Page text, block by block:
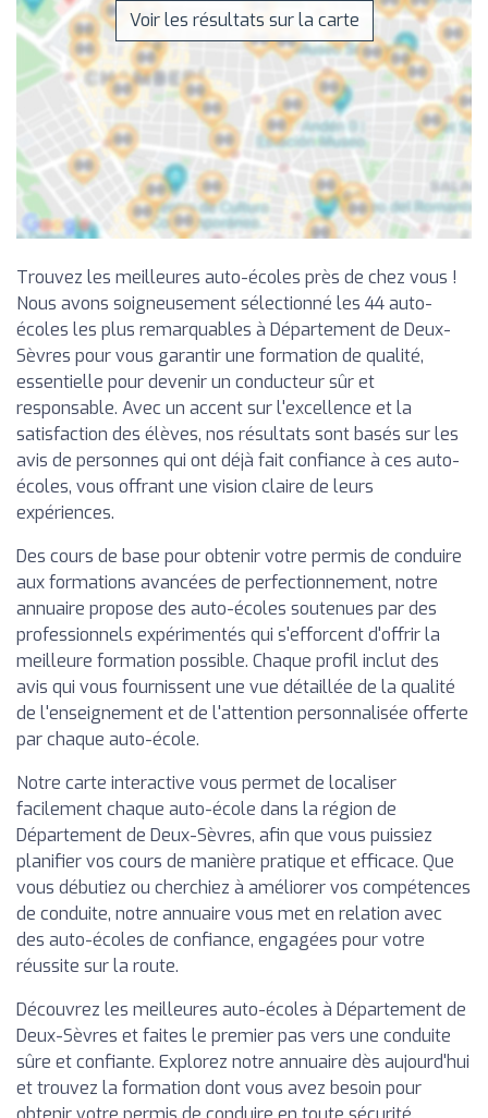
Voir les résultats sur la carte
Trouvez les meilleures auto-écoles près de chez vous !
Nous avons soigneusement sélectionné les 44 auto-
écoles les plus remarquables à Département de Deux-
Sèvres pour vous garantir une formation de qualité,
essentielle pour devenir un conducteur sûr et
responsable. Avec un accent sur l'excellence et la
satisfaction des élèves, nos résultats sont basés sur les
avis de personnes qui ont déjà fait confiance à ces auto-
écoles, vous offrant une vision claire de leurs
expériences.
Des cours de base pour obtenir votre permis de conduire
aux formations avancées de perfectionnement, notre
annuaire propose des auto-écoles soutenues par des
professionnels expérimentés qui s'efforcent d'offrir la
meilleure formation possible. Chaque profil inclut des
avis qui vous fournissent une vue détaillée de la qualité
de l'enseignement et de l'attention personnalisée offerte
par chaque auto-école.
Notre carte interactive vous permet de localiser
facilement chaque auto-école dans la région de
Département de Deux-Sèvres, afin que vous puissiez
planifier vos cours de manière pratique et efficace. Que
vous débutiez ou cherchiez à améliorer vos compétences
de conduite, notre annuaire vous met en relation avec
des auto-écoles de confiance, engagées pour votre
réussite sur la route.
Découvrez les meilleures auto-écoles à Département de
Deux-Sèvres et faites le premier pas vers une conduite
sûre et confiante. Explorez notre annuaire dès aujourd'hui
et trouvez la formation dont vous avez besoin pour